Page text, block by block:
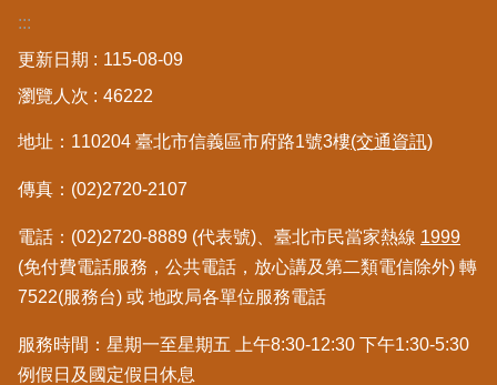
熱
門
關
鍵
字
更/
地
政
訊
:::
更新日期
115-08-09
瀏覽人次
46222
地址：110204 臺北市信義區市府路1號3樓(交通資訊)
傳真：(02)2720-2107
電話：(02)2720-8889 (代表號)、臺北市民當家熱線 1999
(免付費電話服務，公共電話，放心講及第二類電信除外) 轉
7522(服務台) 或 地政局各單位服務電話
服務時間：星期一至星期五 上午8:30-12:30 下午1:30-5:30
例假日及國定假日休息